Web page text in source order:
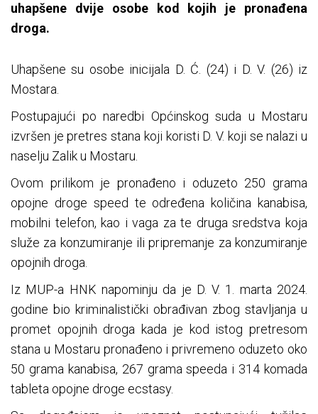
uhapšene dvije osobe kod kojih je pronađena
droga.
Uhapšene su osobe inicijala D. Ć. (24) i D. V. (26) iz
Mostara.
Postupajući po naredbi Općinskog suda u Mostaru
izvršen je pretres stana koji koristi D. V. koji se nalazi u
naselju Zalik u Mostaru.
Ovom prilikom je pronađeno i oduzeto 250 grama
opojne droge speed te određena količina kanabisa,
mobilni telefon, kao i vaga za te druga sredstva koja
služe za konzumiranje ili pripremanje za konzumiranje
opojnih droga.
Iz MUP-a HNK napominju da je D. V. 1. marta 2024.
godine bio kriminalistički obrađivan zbog stavljanja u
promet opojnih droga kada je kod istog pretresom
stana u Mostaru pronađeno i privremeno oduzeto oko
50 grama kanabisa, 267 grama speeda i 314 komada
tableta opojne droge ecstasy.